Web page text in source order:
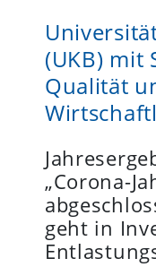
(UKB) mit
Qualität
„Corona-
geht in